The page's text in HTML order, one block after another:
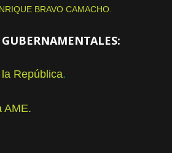
BRAVO CAMACHO.
GUBERNAMENTALES:
República.
AME.